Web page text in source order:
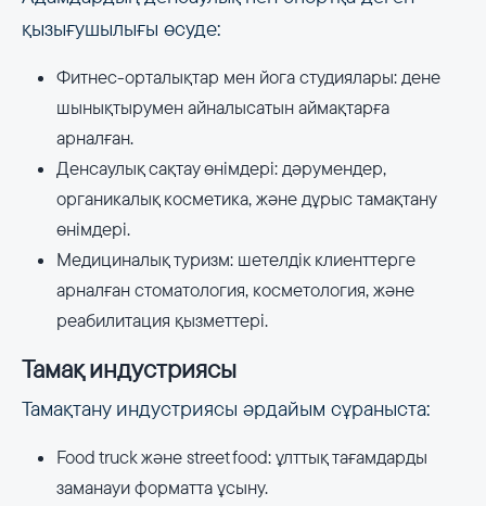
қызығушылығы өсуде:
Фитнес-орталықтар мен йога студиялары: дене
шынықтырумен айналысатын аймақтарға
арналған.
Денсаулық сақтау өнімдері: дәрумендер,
органикалық косметика, және дұрыс тамақтану
өнімдері.
Медициналық туризм: шетелдік клиенттерге
арналған стоматология, косметология, және
реабилитация қызметтері.
Тамақ индустриясы
Тамақтану индустриясы әрдайым сұраныста:
Food truck және street food: ұлттық тағамдарды
заманауи форматта ұсыну.